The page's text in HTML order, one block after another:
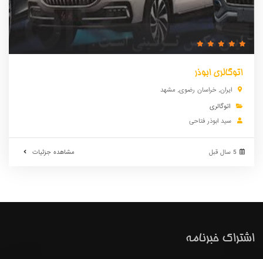
اتوگالری ابوذر
ایران, خراسان رضوی, مشهد
اتوگالری
سید ابوذر فتاحی
مشاهده جزئیات 5 سال قبل
اشتراک خبرنامه